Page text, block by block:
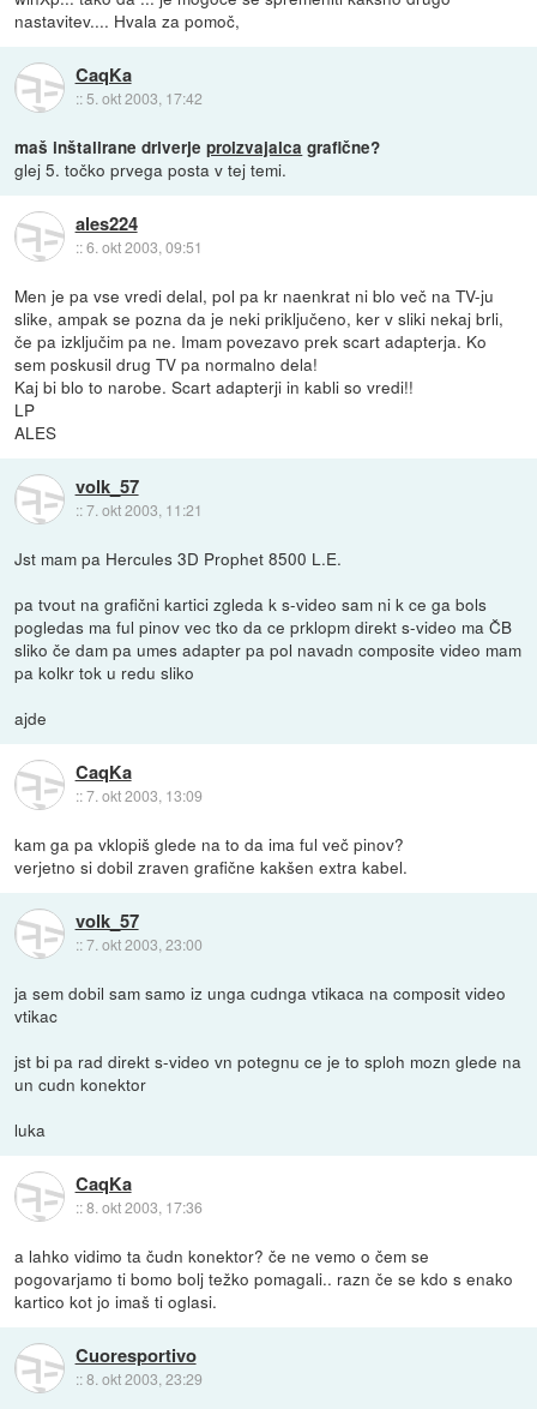
nastavitev.... Hvala za pomoč,
CaqKa
:: 5. okt 2003, 17:42
maš inštalirane driverjeproizvajalca grafične?
glej 5. točko prvega posta v tej temi.
ales224
::6. okt 2003, 09:51
Men je pa vse vredi delal, pol pa kr naenkrat ni blo več na TV-ju
slike, ampak se pozna da je neki priključeno, ker v sliki nekaj brli,
če pa izključim pa ne. Imam povezavo prek scart adapterja. Ko
sem poskusil drug TV pa normalno dela!
Kaj bi blo to narobe. Scart adapterji in kabli so vredi!!
LP
ALES
volk_57
::7. okt 2003, 11:21
Jst mam pa Hercules 3D Prophet 8500 L.E.
pa tvout na grafični kartici zgleda k s-video sam ni k ce ga bols
pogledas ma ful pinov vec tko da ce prklopm direkt s-video ma ČB
sliko če dam pa umes adapter pa pol navadn composite video mam
pa kolkr tok u redu sliko
ajde
CaqKa
::7. okt 2003, 13:09
kam ga pa vklopiš glede na to da ima ful več pinov?
verjetno si dobil zraven grafične kakšen extra kabel.
volk_57
::7. okt 2003, 23:00
ja sem dobil sam samo iz unga cudnga vtikaca na composit video
vtikac
jst bi pa rad direkt s-video vn potegnu ce je to sploh mozn glede na
un cudn konektor
luka
CaqKa
::8. okt 2003, 17:36
a lahko vidimo ta čudn konektor? če ne vemo o čem se
pogovarjamo ti bomo bolj težko pomagali.. razn če se kdo s enako
kartico kot jo imaš ti oglasi.
Cuoresportivo
::8. okt 2003, 23:29